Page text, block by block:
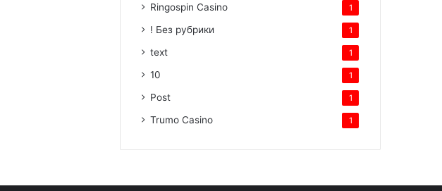
Ringospin Casino 1
! Без рубрики 1
text 1
10 1
Post 1
Trumo Casino 1